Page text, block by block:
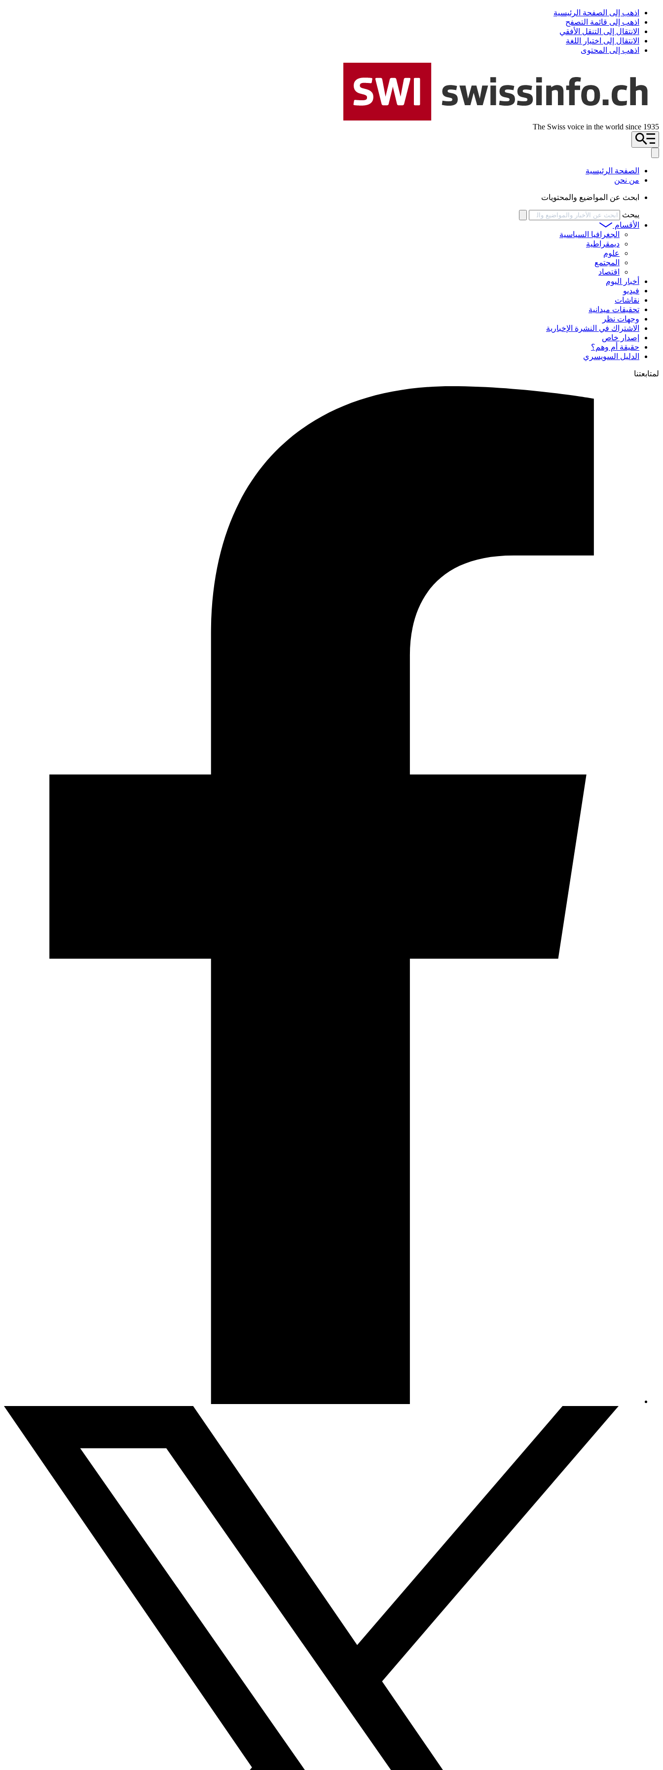
اذهب إلى الصفحة الرئيسية
اذهب إلى قائمة التصفح
الانتقال إلى التنقل الأفقي
الانتقال إلى اختيار اللغة
اذهب إلى المحتوى
The Swiss voice in the world since 1935
الصفحة الرئيسية
من نحن
ابحث عن المواضيع والمحتويات
يبحث
الأقسام
الجغرافيا السياسية
ديمقراطية
علوم
المجتمع
اقتصاد
أخبار اليوم
فيديو
نقاشات
تحقيقات ميدانية
وجهات نظر
الاشتراك في النشرة الإخبارية
إصدار خاص
حقيقة أم وهم؟
الدليل السويسري
لمتابعتنا